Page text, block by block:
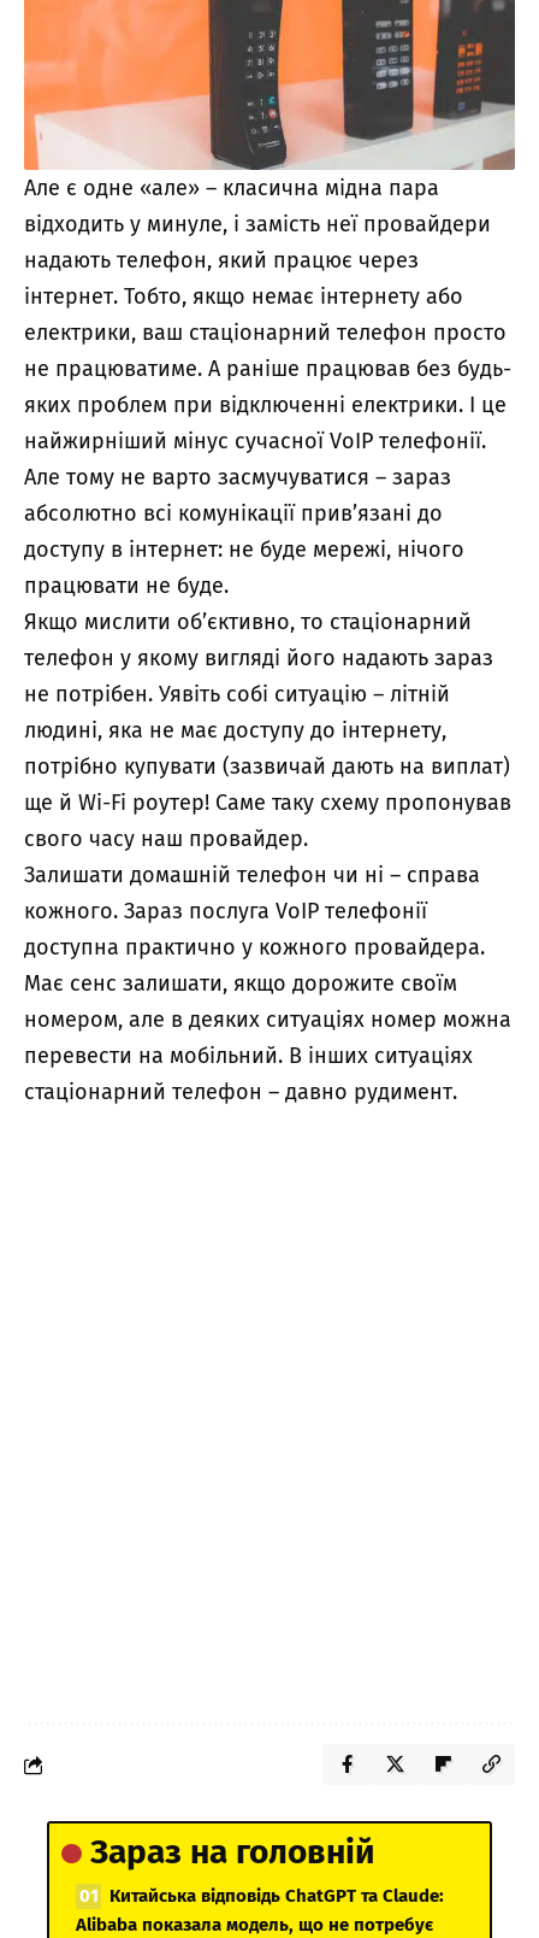
Але є одне «але» – класична мідна пара
відходить у минуле, і замість неї провайдери
надають телефон, який працює через
інтернет. Тобто, якщо немає інтернету або
електрики, ваш стаціонарний телефон просто
не працюватиме. А раніше працював без будь-
яких проблем при відключенні електрики. І це
найжирніший мінус сучасної VoIP телефонії.
Але тому не варто засмучуватися – зараз
абсолютно всі комунікації прив’язані до
доступу в інтернет: не буде мережі, нічого
працювати не буде.
Якщо мислити об’єктивно, то стаціонарний
телефон у якому вигляді його надають зараз
не потрібен. Уявіть собі ситуацію – літній
людині, яка не має доступу до інтернету,
потрібно купувати (зазвичай дають на виплат)
ще й Wi-Fi роутер! Саме таку схему пропонував
свого часу наш провайдер.
Залишати домашній телефон чи ні – справа
кожного. Зараз послуга VoIP телефонії
доступна практично у кожного провайдера.
Має сенс залишати, якщо дорожите своїм
номером, але в деяких ситуаціях номер можна
перевести на мобільний. В інших ситуаціях
стаціонарний телефон – давно рудимент.
Зараз на головній
Китайська відповідь ChatGPT та Claude:
Alibaba показала модель, що не потребує